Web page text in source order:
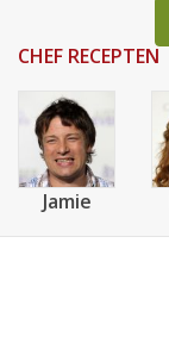
CHEF RECEPTEN
Jamie